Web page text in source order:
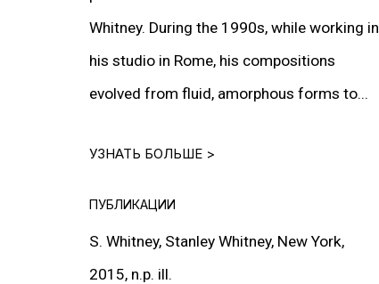
ИНФОРМАЦИЯ
О Галерее
Контакты
Связаться с нами
Facebook*
Twitter
Instagram*
Whitney. During the 1990s, while working in
his studio in Rome, his compositions
evolved from fluid, amorphous forms to...
УЗНАТЬ БОЛЬШЕ >
ПУБЛИКАЦИИ
S. Whitney, Stanley Whitney, New York,
2015, n.p. ill.